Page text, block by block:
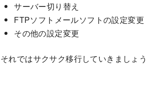
サーバー切り替え
FTPソフトメールソフトの設定変更
その他の設定変更
それではサクサク移行していきましょう